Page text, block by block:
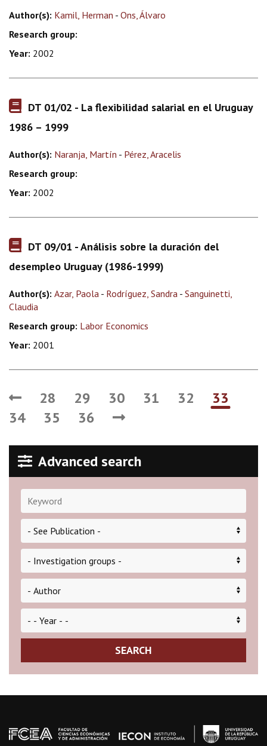
Advanced search
SEARCH
Author(s): Kamil, Herman - Ons, Álvaro
Research group:
Year: 2002
DT 01/02 - La flexibilidad salarial en el Uruguay
1986 – 1999
Author(s): Naranja, Martín - Pérez, Aracelis
Research group:
Year: 2002
DT 09/01 - Análisis sobre la duración del
desempleo Uruguay (1986-1999)
Author(s): Azar, Paola - Rodríguez, Sandra - Sanguinetti,
Claudia
Research group: Labor Economics
Year: 2001
28 29 30 31 32
33
34
35 36